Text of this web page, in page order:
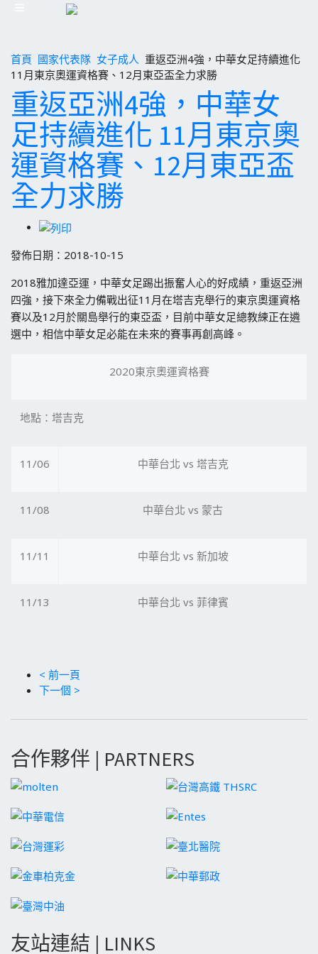
首頁 國家代表隊 女子成人 重返亞洲4強，中華女足持續進化
11月東京奧運資格賽、12月東亞盃全力求勝
重返亞洲4強，中華女
足持續進化 11月東京奧
運資格賽、12月東亞盃
全力求勝
發佈日期：2018-10-15
2018雅加達亞運，中華女足踢出振奮人心的好成績，重返亞洲
四強，接下來全力備戰出征11月在塔吉克舉行的東京奧運資格
賽以及12月於關島舉行的東亞盃，目前中華女足總教練正在遴
選中，相信中華女足必能在未來的賽事再創高峰。
2020東京奧運資格賽
地點：塔吉克
11/06 中華台北 vs 塔吉克
11/08 中華台北 vs 蒙古
11/11 中華台北 vs 新加坡
11/13 中華台北 vs 菲律賓
< 前一頁
下一個 >
合作夥伴 | PARTNERS
友站連結 | LINKS